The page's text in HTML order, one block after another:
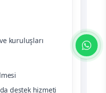
kuruluşları
destek hizmeti